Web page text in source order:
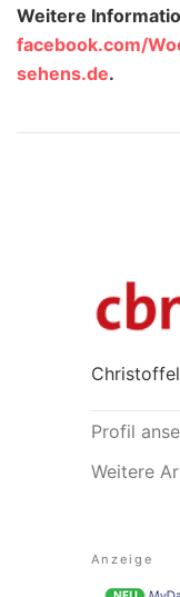
Weitere
facebook.com/
sehens.de.
Profil
Weitere